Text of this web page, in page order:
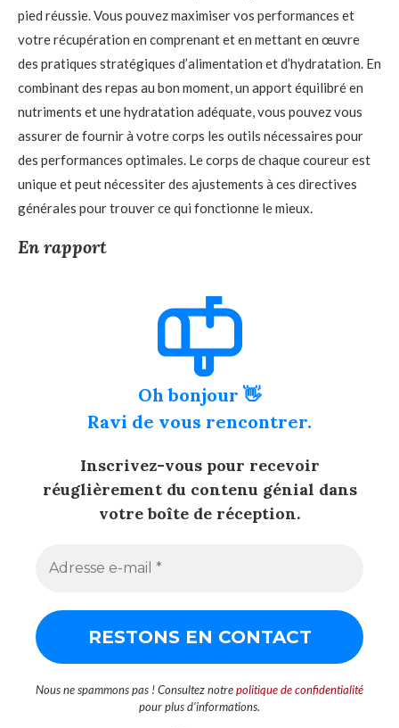
pied réussie. Vous pouvez maximiser vos performances et
votre récupération en comprenant et en mettant en œuvre
des pratiques stratégiques d’alimentation et d’hydratation. En
combinant des repas au bon moment, un apport équilibré en
nutriments et une hydratation adéquate, vous pouvez vous
assurer de fournir à votre corps les outils nécessaires pour
des performances optimales. Le corps de chaque coureur est
unique et peut nécessiter des ajustements à ces directives
générales pour trouver ce qui fonctionne le mieux.
En rapport
Oh bonjour 👋
Ravi de vous rencontrer.
Inscrivez-vous pour recevoir
réuglièrement du contenu génial dans
votre boîte de réception.
Nous ne spammons pas ! Consultez notrepolitique de confidentialité
pour plus d’informations.